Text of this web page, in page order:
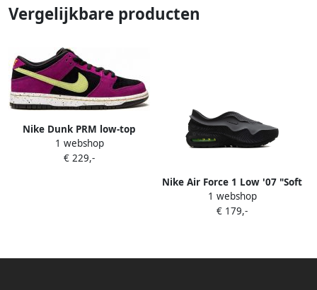
Vergelijkbare producten
Nike Dunk PRM low-top
sneakers Oranje
1 webshop
€ 229,-
Nike Air Force 1 Low '07 "Soft
Pearl Brown Croc" sneakers
Wit
1 webshop
€ 179,-